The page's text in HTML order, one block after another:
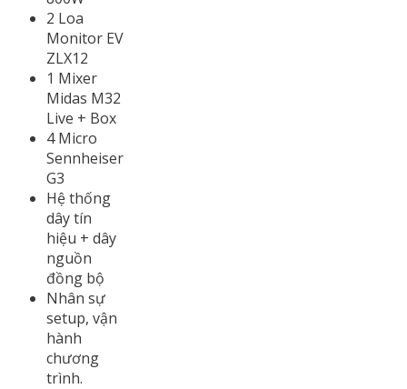
2 Loa
Monitor EV
ZLX12
1 Mixer
Midas M32
Live + Box
4 Micro
Sennheiser
G3
Hệ thống
dây tín
hiệu + dây
nguồn
đồng bộ
Nhân sự
setup, vận
hành
chương
trình.